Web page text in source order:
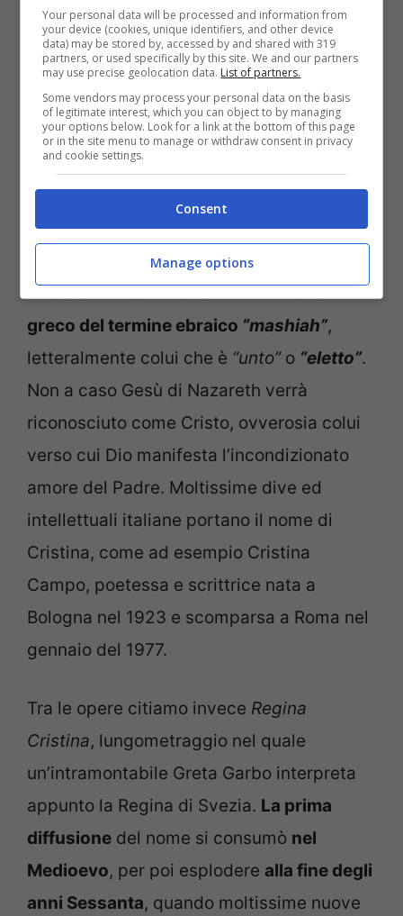
portano con orgoglio tale significato siano
associate diverse peculiarità positive quali
la lealtà, l’altruismo innato, la fedeltà e la
generosità d’animo. Inoltre, si sostiene che
in seguito all’attribuzione del nome Cristina
si sviluppino incredibili doti artistiche, tra
cui ballo, canto, recitazione e soprattutto
pittura e scultura.
Kristòsnon è altro chel’adattamento
greco del termine ebraico “mashiah”,
letteralmente colui che è “unto”o “eletto”.
Non a caso Gesù di Nazareth verrà
riconosciuto come Cristo, ovverosia colui
verso cui Dio manifesta l’incondizionato
amore del Padre. Moltissime dive ed
intellettuali italiane portano il nome di
Cristina, come ad esempio Cristina
Campo, poetessa e scrittrice nata a
Bologna nel 1923 e scomparsa a Roma nel
gennaio del 1977.
Tra le opere citiamo invece Regina
Cristina, lungometraggio nel quale
un’intramontabile Greta Garbo interpreta
appunto la Regina di Svezia. La prima
diffusione del nome si consumò nel
Medioevo, per poi esplodere alla fine degli
anni Sessanta, quando moltissime nuove
Your personal data will be processed and information from
your device (cookies, unique identifiers, and other device
data) may be stored by, accessed by and shared with 319
partners, or used specifically by this site. We and our partners
may use precise geolocation data. List of partners.
Some vendors may process your personal data on the basis
of legitimate interest, which you can object to by managing
your options below. Look for a link at the bottom of this page
or in the site menu to manage or withdraw consent in privacy
and cookie settings.
Consent
Manage options